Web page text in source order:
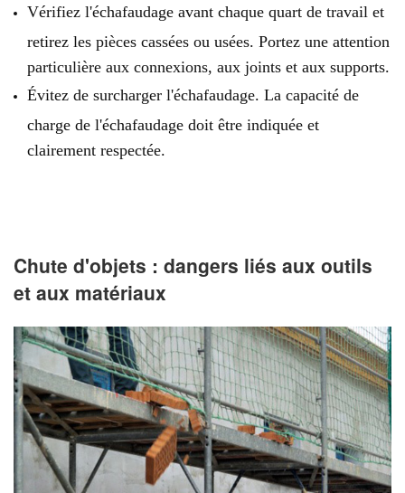
Vérifiez l'échafaudage avant chaque quart de travail et
retirez les pièces cassées ou usées. Portez une attention
particulière aux connexions, aux joints et aux supports.
Évitez de surcharger l'échafaudage. La capacité de
charge de l'échafaudage doit être indiquée et
clairement respectée.
Chute d'objets : dangers liés aux outils
et aux matériaux